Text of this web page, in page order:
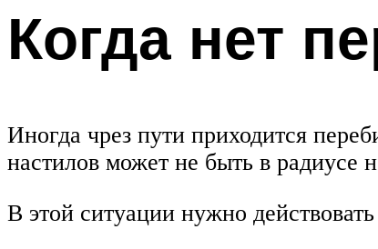
Когда нет
Иногда чрез пути приходится
настилов может не быть в радиусе
В этой ситуации нужно